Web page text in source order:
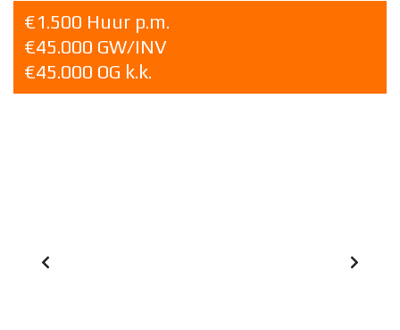
€1.500 Huur p.m.
€45.000 GW/INV
€45.000 OG k.k.